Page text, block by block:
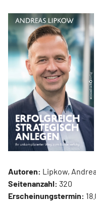
Autoren: Lipkow,
Seitenanzahl: 320
Erscheinungstermin: